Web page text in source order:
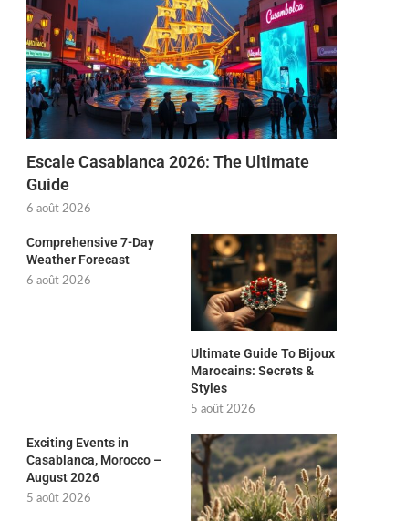
Escale Casablanca 2026: The Ultimate
Guide
6 août 2026
Comprehensive 7-Day
Weather Forecast
6 août 2026
Ultimate Guide To Bijoux
Marocains: Secrets &
Styles
5 août 2026
Exciting Events in
Casablanca, Morocco –
August 2026
5 août 2026